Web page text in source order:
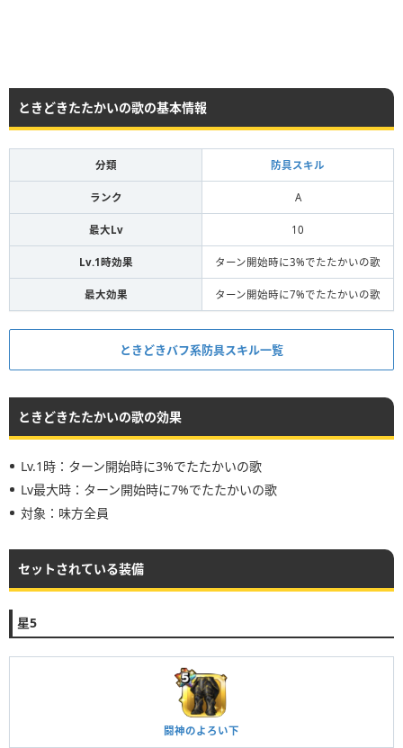
ときどきたたかいの歌の基本情報
分類 防具スキル
ランク A
最大Lv 10
Lv.1時効果 ターン開始時に3%でたたかいの歌
最大効果 ターン開始時に7%でたたかいの歌
ときどきバフ系防具スキル一覧
ときどきたたかいの歌の効果
Lv.1時：ターン開始時に3%でたたかいの歌
Lv最大時：ターン開始時に7%でたたかいの歌
対象：味方全員
セットされている装備
星5
闘神のよろい下